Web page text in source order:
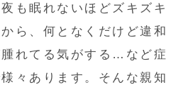
も眠れないほどズキズキ
ら、何となくだけど違和
れてる気がする…など症
々あります。そんな親知